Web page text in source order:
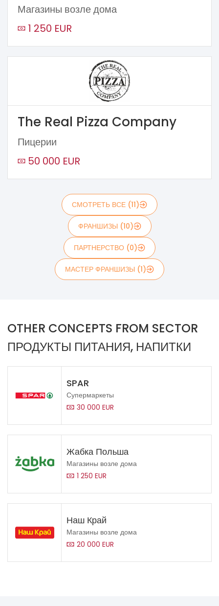
Магазины возле дома
1 250 EUR
The Real Pizza Company
Пицерии
50 000 EUR
СМОТРЕТЬ ВСЕ (11)
ФРАНШИЗЫ (10)
ПАРТНЕРСТВО (0)
МАСТЕР ФРАНШИЗЫ (1)
OTHER CONCEPTS FROM SECTOR
ПРОДУКТЫ ПИТАНИЯ, НАПИТКИ
SPAR
Супермаркеты
30 000 EUR
Жабка Польша
Магазины возле дома
1 250 EUR
Наш Край
Магазины возле дома
20 000 EUR